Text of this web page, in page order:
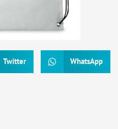
Twitter WhatsApp